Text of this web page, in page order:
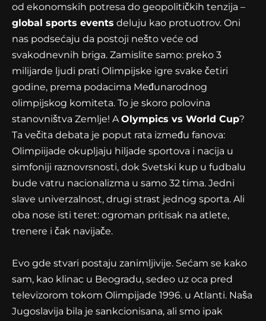
od ekonomskih potresa do geopolitičkih tenzija –
global sports events deluju kao protuotrov. Oni
nas podsećaju da postoji nešto veće od
svakodnevnih briga. Zamislite samo: preko 3
milijarde ljudi prati Olimpijske igre svake četiri
godine, prema podacima Međunarodnog
olimpijskog komiteta. To je skoro polovina
stanovništva Zemlje! AOlympics vs World Cup?
Ta večita debata je poput rata između fanova:
Olimpiijade okupljaju hiljade sportova i nacija u
simfoniji raznovrsnosti, dok Svetski kup u fudbalu
bude vatru nacionalizma u samo 32 tima. Jedni
slave univerzalnost, drugi strast jednog sporta. Ali
oba nose isti teret: ogroman pritisak na atlete,
trenere i čak navijače.
Evo gde stvari postaju zanimljivije. Sećam se kako
sam, kao klinac u Beogradu, sedeo uz oca pred
televizorom tokom Olimpijade 1996. u Atlanti. Naša
Jugoslavija bila je sankcionisana, ali smo ipak